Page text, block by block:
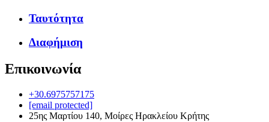
Ταυτότητα
Διαφήμιση
Επικοινωνία
+30.6975757175
[email protected]
25ης Μαρτίου 140, Μοίρες Ηρακλείου Κρήτης